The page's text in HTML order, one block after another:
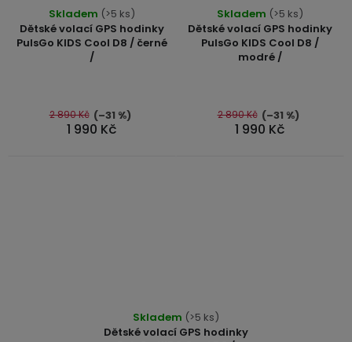
Dětské volací GPS hodinky
PulsGo KIDS Cool D8 / černé
/
Skladem (>5 ks)
1 990 Kč
2 890 Kč (–31 %)
Dětské volací GPS hodinky
PulsGo KIDS Cool D8 /
modré /
Skladem (>5 ks)
1 990 Kč
2 890 Kč (–31 %)
Dětské volací GPS hodinky
Skladem (>5 ks)